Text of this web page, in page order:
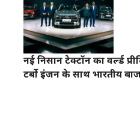
नई निसान टेक्टॉन का वर्ल्ड
टर्बो इंजन के साथ भारतीय